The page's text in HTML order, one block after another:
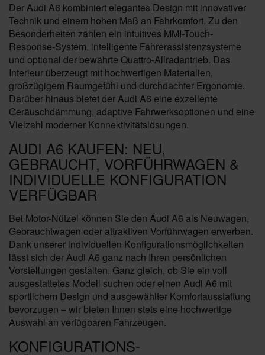
Der Audi A6 kombiniert elegantes Design mit innovativer
Technik und einem hohen Maß an Fahrkomfort. Zu den
Besonderheiten zählen ein intuitives MMI-Touch-
Response-System, intelligente Fahrerassistenzsysteme
und optional der bewährte Quattro-Allradantrieb. Das
Interieur überzeugt mit hochwertigen Materialien,
großzügigem Raumgefühl und durchdachter Ergonomie.
Darüber hinaus bietet der Audi A6 eine exzellente
Geräuschdämmung, adaptive Fahrwerksoptionen und eine
Vielzahl moderner Konnektivitätslösungen.
AUDI A6 KAUFEN: NEU,
GEBRAUCHT, VORFÜHRWAGEN &
INDIVIDUELLE KONFIGURATION
VERFÜGBAR
Bei Motor-Nützel können Sie den Audi A6 als Neuwagen,
Gebrauchtwagen oder attraktiven Vorführwagen erwerben.
Dank unserer individuellen Konfigurationsmöglichkeiten
lässt sich der Audi A6 ganz nach Ihren persönlichen
Vorstellungen gestalten. Ganz gleich, ob Sie ein voll
ausgestattetes Modell suchen oder einen Audi A6 mit
sportlichem Design und ausgewählter Komfortausstattung
bevorzugen – wir bieten Ihnen stets eine hochwertige
Auswahl an verfügbaren Fahrzeugen.
KONFIGURATIONS-